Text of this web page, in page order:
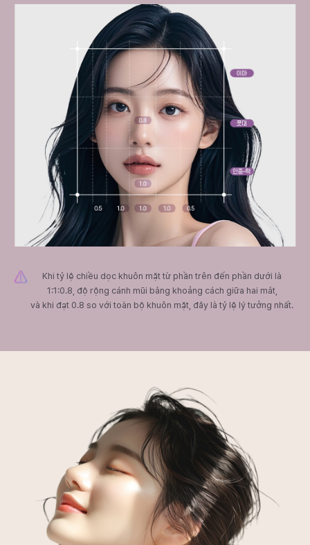
Khi tỷ lệ chiều dọc khuôn mặt từ phần trên đến phần dưới là
1:1:0.8, độ rộng cánh mũi bằng khoảng cách giữa hai mắt,
và khi đạt 0.8 so với toàn bộ khuôn mặt, đây là tỷ lệ lý tưởng nhất.